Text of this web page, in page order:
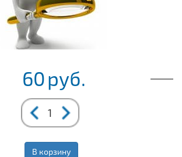
60руб.
В корзину